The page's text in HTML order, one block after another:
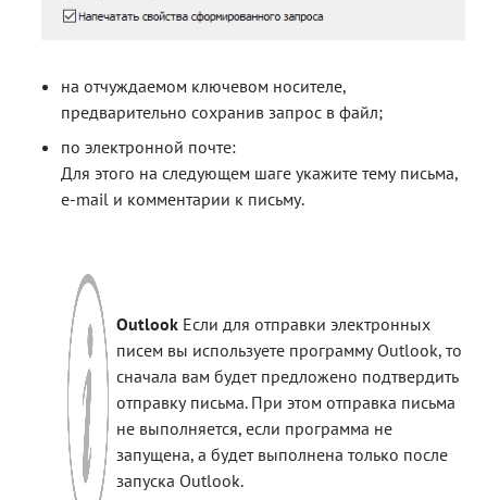
на отчуждаемом ключевом носителе,
предварительно сохранив запрос в файл;
по электронной почте:
Для этого на следующем шаге укажите тему письма,
e-mail и комментарии к письму.
Outlook Если для отправки электронных
писем вы используете программу Outlook, то
сначала вам будет предложено подтвердить
отправку письма. При этом отправка письма
не выполняется, если программа не
запущена, а будет выполнена только после
запуска Outlook.